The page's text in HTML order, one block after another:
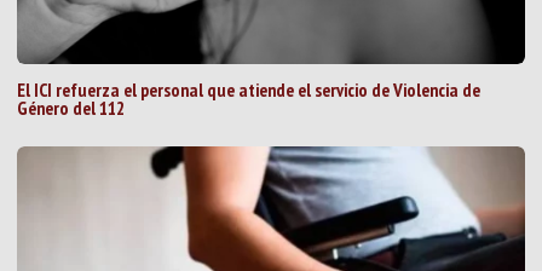
El ICI refuerza el personal que atiende el servicio de Violencia de
Género del 112